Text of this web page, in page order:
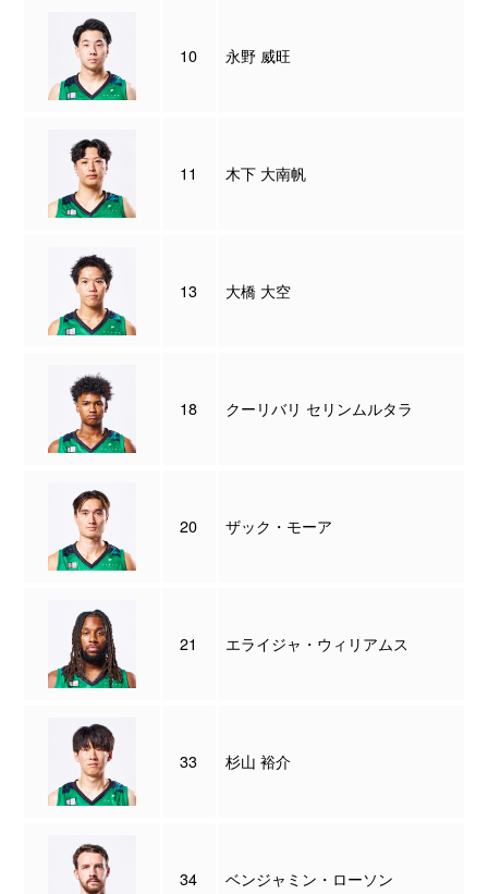
10 永野 威旺
11 木下 大南帆
13 大橋 大空
18 クーリバリ セリンムルタラ
20 ザック・モーア
21 エライジャ・ウィリアムス
33 杉山 裕介
34 ベンジャミン・ローソン